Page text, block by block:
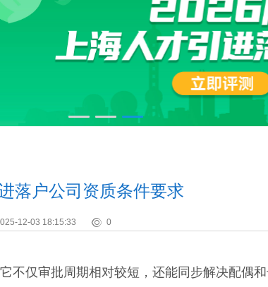
落户公司资质条件要求
12-03 18:15:33 0
仅审批周期相对较短，还能同步解决配偶